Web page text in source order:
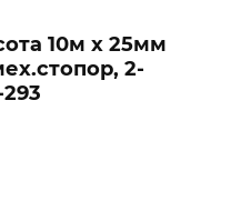
10м x 25мм
2-